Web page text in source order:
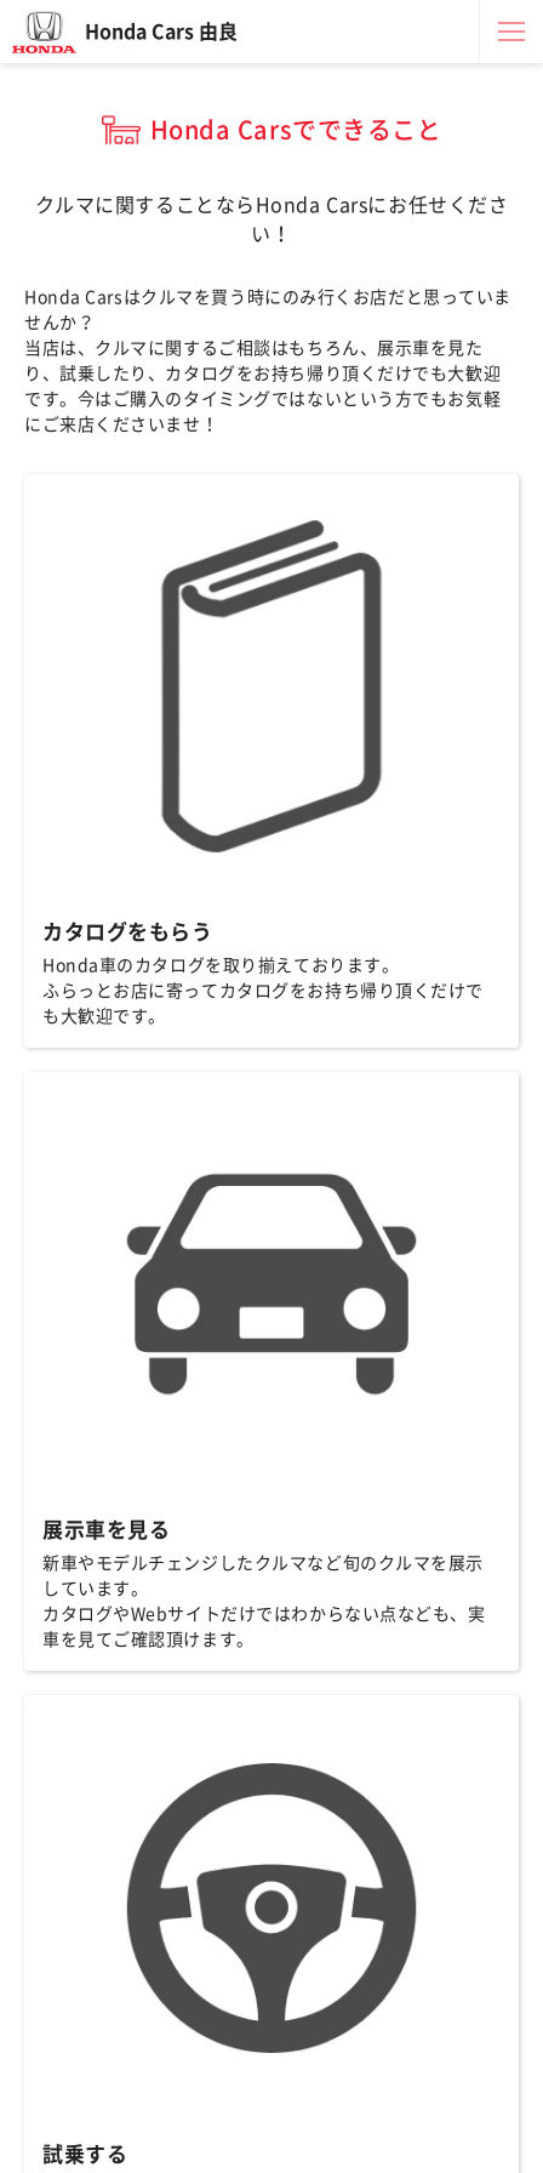
Honda Cars 由良
Honda Carsでできること
クルマに関することならHonda Carsにお任せくださ
い！
Honda Carsはクルマを買う時にのみ行くお店だと思っていま
せんか？
当店は、クルマに関するご相談はもちろん、展示車を見た
り、試乗したり、カタログをお持ち帰り頂くだけでも大歓迎
です。今はご購入のタイミングではないという方でもお気軽
にご来店くださいませ！
カタログをもらう
Honda車のカタログを取り揃えております。
ふらっとお店に寄ってカタログをお持ち帰り頂くだけで
も大歓迎です。
展示車を見る
新車やモデルチェンジしたクルマなど旬のクルマを展示
しています。
カタログやWebサイトだけではわからない点なども、実
車を見てご確認頂けます。
試乗する